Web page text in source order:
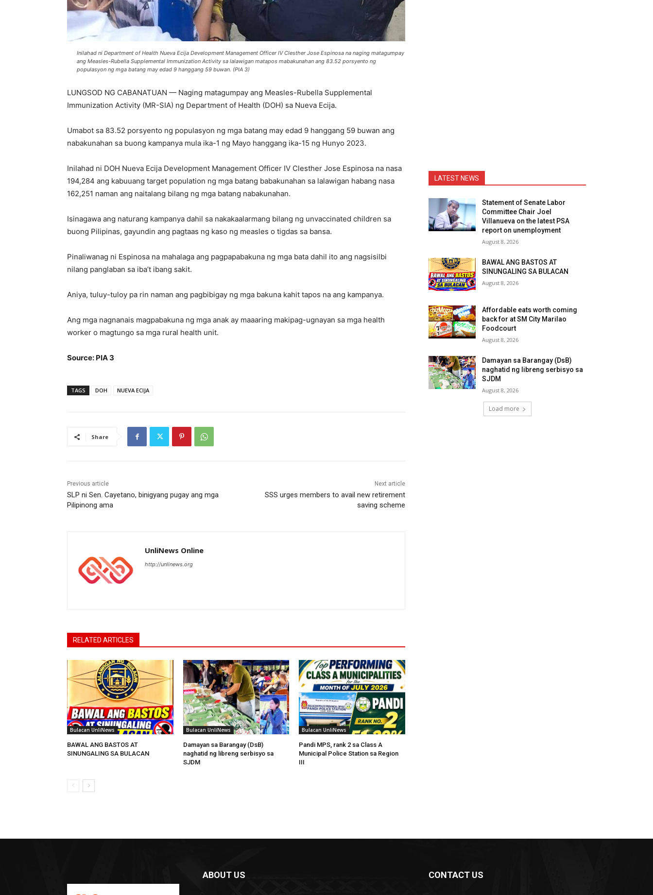
Inilahad ni Department of Health Nueva Ecija Development Management Officer IV Clesther Jose Espinosa na naging matagumpay
ang Measles-Rubella Supplemental Immunization Activity sa lalawigan matapos mabakunahan ang 83.52 porsyento ng
populasyon ng mga batang may edad 9 hanggang 59 buwan. (PIA 3)
LUNGSOD NG CABANATUAN — Naging matagumpay ang Measles-Rubella Supplemental
Immunization Activity (MR-SIA) ng Department of Health (DOH) sa Nueva Ecija.
Umabot sa 83.52 porsyento ng populasyon ng mga batang may edad 9 hanggang 59 buwan ang
nabakunahan sa buong kampanya mula ika-1 ng Mayo hanggang ika-15 ng Hunyo 2023.
Inilahad ni DOH Nueva Ecija Development Management Officer IV Clesther Jose Espinosa na nasa
194,284 ang kabuuang target population ng mga batang babakunahan sa lalawigan habang nasa
162,251 naman ang naitalang bilang ng mga batang nabakunahan.
Isinagawa ang naturang kampanya dahil sa nakakaalarmang bilang ng unvaccinated children sa
buong Pilipinas, gayundin ang pagtaas ng kaso ng measles o tigdas sa bansa.
Pinaliwanag ni Espinosa na mahalaga ang pagpapabakuna ng mga bata dahil ito ang nagsisilbi
nilang panglaban sa iba’t ibang sakit.
Aniya, tuluy-tuloy pa rin naman ang pagbibigay ng mga bakuna kahit tapos na ang kampanya.
Ang mga nagnanais magpabakuna ng mga anak ay maaaring makipag-ugnayan sa mga health
worker o magtungo sa mga rural health unit.
Source: PIA 3
TAGS DOH NUEVA ECIJA
Share
Previous article
SLP ni Sen. Cayetano, binigyang pugay ang mga
Pilipinong ama
Next article
SSS urges members to avail new retirement
saving scheme
UnliNews Online
http://unlinews.org
RELATED ARTICLES
Bulacan UnliNews
BAWAL ANG BASTOS AT
SINUNGALING SA BULACAN
Bulacan UnliNews
Damayan sa Barangay (DsB)
naghatid ng libreng serbisyo sa
SJDM
Bulacan UnliNews
Pandi MPS, rank 2 sa Class A
Municipal Police Station sa Region
III
LATEST NEWS
Statement of Senate Labor
Committee Chair Joel
Villanueva on the latest PSA
report on unemployment
August 8, 2026
BAWAL ANG BASTOS AT
SINUNGALING SA BULACAN
August 8, 2026
Affordable eats worth coming
back for at SM City Marilao
Foodcourt
August 8, 2026
Damayan sa Barangay (DsB)
naghatid ng libreng serbisyo sa
SJDM
August 8, 2026
Load more
ABOUT US CONTACT US